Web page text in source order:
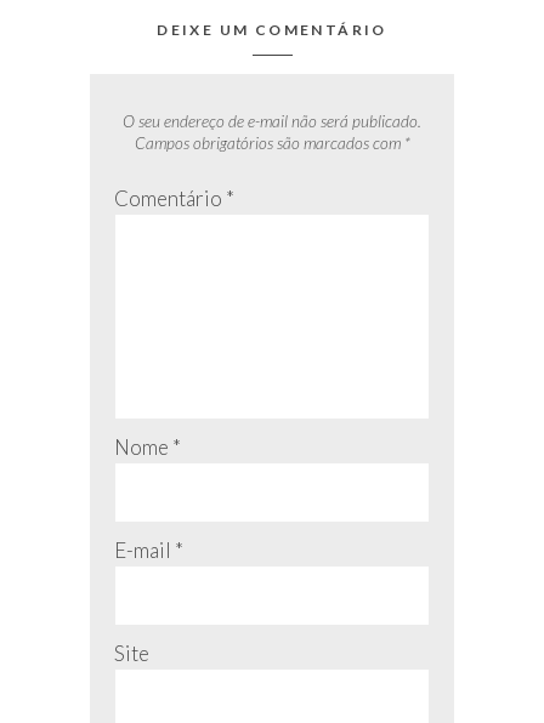
DEIXE UM COMENTÁRIO
O seu endereço de e-mail não será publicado.
Campos obrigatórios são marcados com *
Comentário *
Nome *
E-mail *
Site